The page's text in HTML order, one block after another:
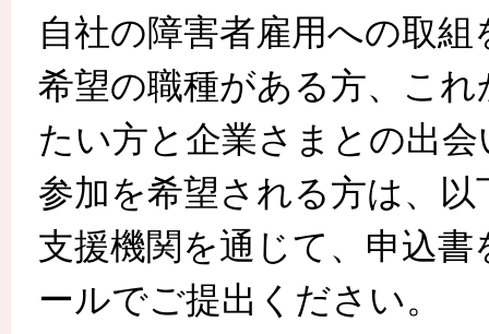
自社の障害者雇用への取
希望の職種がある方、こ
たい方と企業さまとの出
参加を希望される方は、
支援機関を通じて、申込
ールでご提出ください。